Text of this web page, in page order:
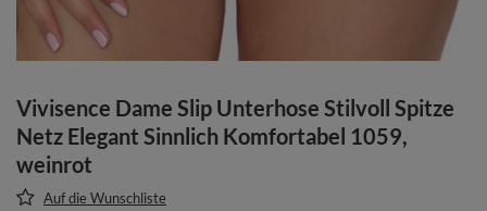
Vivisence Dame Slip Unterhose Stilvoll Spitze
Netz Elegant Sinnlich Komfortabel 1059,
weinrot
Auf die Wunschliste